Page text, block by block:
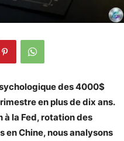
des 4000$
en plus de dix ans.
la Fed, rotation des
en Chine, nous analysons